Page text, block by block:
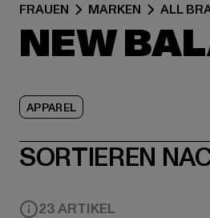
FRAUEN MARKEN ALL
NEW
APPAREL
SORTIEREN
23 ARTIKEL